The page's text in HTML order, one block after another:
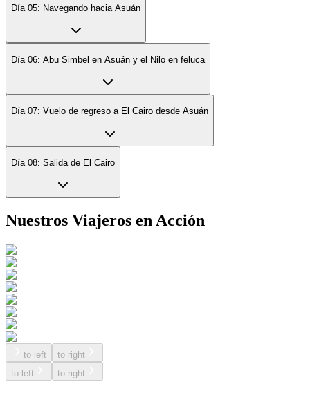
Día 05: Navegando hacia Asuán
Día 06: Abu Simbel en Asuán y el Nilo en feluca
Día 07: Vuelo de regreso a El Cairo desde Asuán
Día 08: Salida de El Cairo
Nuestros Viajeros en Acción
to left
to right
to left
to right